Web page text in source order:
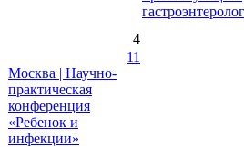
4
11
Москва | Научно-
практическая
конференция
«Ребенок и
инфекции»